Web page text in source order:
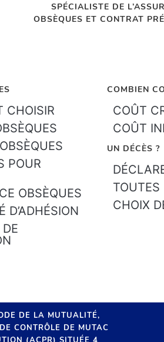
SPÉCIALISTE DE
OBSÈQUES ET CONTRAT
CHOISIR
POUR
OBSÈQUES
D’ADHÉSION
COMBIEN
COÛT
COÛT
UN DÉCÈS ?
TOUTES
CHOIX
DE LA MUTUALITÉ,
CONTRÔLE DE MUTAC